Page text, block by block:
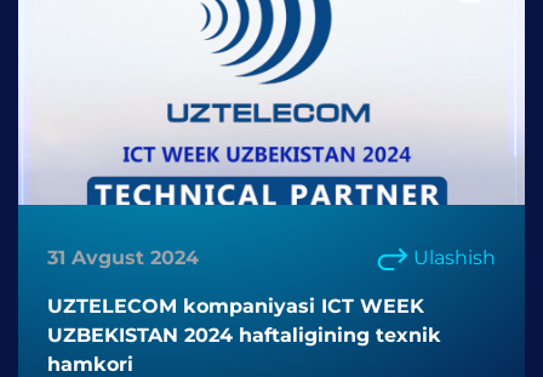
31 Avgust 2024 Ulashish
UZTELECOM kompaniyasi ICT WEEK
UZBEKISTAN 2024 haftaligining texnik
hamkori